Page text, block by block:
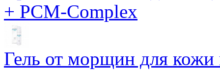
+ PCM-Complex
Гель от морщин для кожи